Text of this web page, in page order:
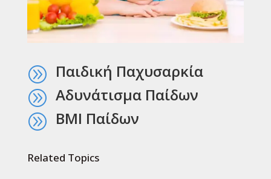
A Παιδική Παχυσαρκία
A Αδυνάτισμα Παίδων
A BMI Παίδων
Related Topics